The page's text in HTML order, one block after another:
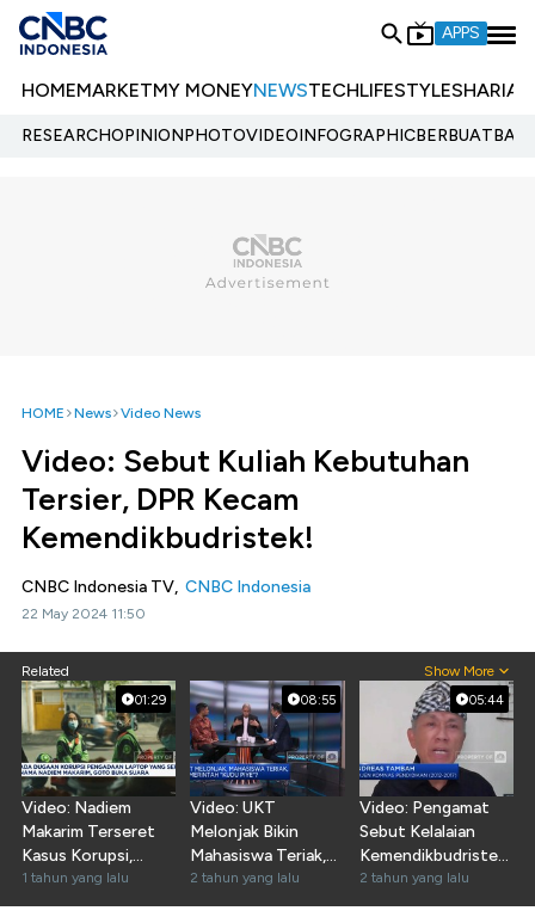
APPS
HOMEMARKETMY MONEYNEWSTECHLIFESTYLESHARIA
RESEARCHOPINIONPHOTOVIDEOINFOGRAPHIC
HOME News Video News
Video: Sebut Kuliah Kebutuhan
Tersier, DPR Kecam
Kemendikbudristek!
CNBC Indonesia TV, CNBC Indonesia
22 May 2024 11:50
Related Show More
01:29
Video: Nadiem
Makarim Terseret
Kasus Korupsi,
GOTO Buka Suara
1 tahun yang lalu
08:55
Video: UKT
Melonjak Bikin
Mahasiswa Teriak,
Salah Siapa Sih?
2 tahun yang lalu
05:44
Video: Pengamat
Sebut Kelalaian
Kemendikbudristek
di Polemik UKT
Mahal
2 tahun yang lalu